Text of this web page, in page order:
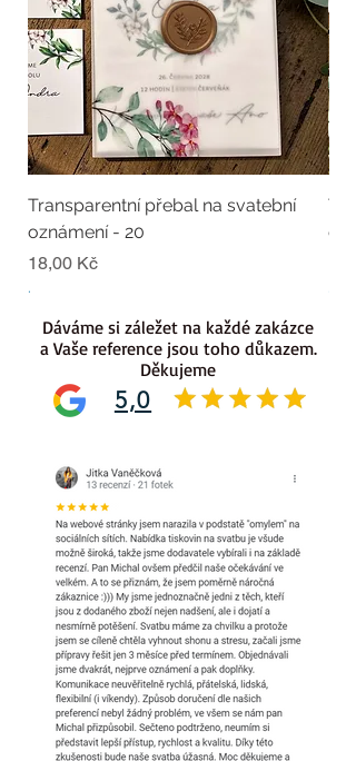
Transparentní přebal na svatební
oznámení - 20
Cena
18,00 Kč
.
5,0
Dáváme si záležet na každé zakázce
a Vaše reference jsou toho důkazem.
Děkujeme